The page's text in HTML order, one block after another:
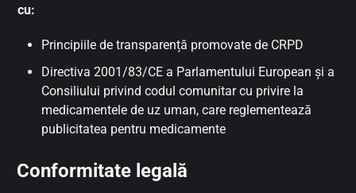
cu:
Principiile de transparență promovate de CRPD
Directiva 2001/83/CE a Parlamentului European și a
Consiliului privind codul comunitar cu privire la
medicamentele de uz uman, care reglementează
publicitatea pentru medicamente
Conformitate legală